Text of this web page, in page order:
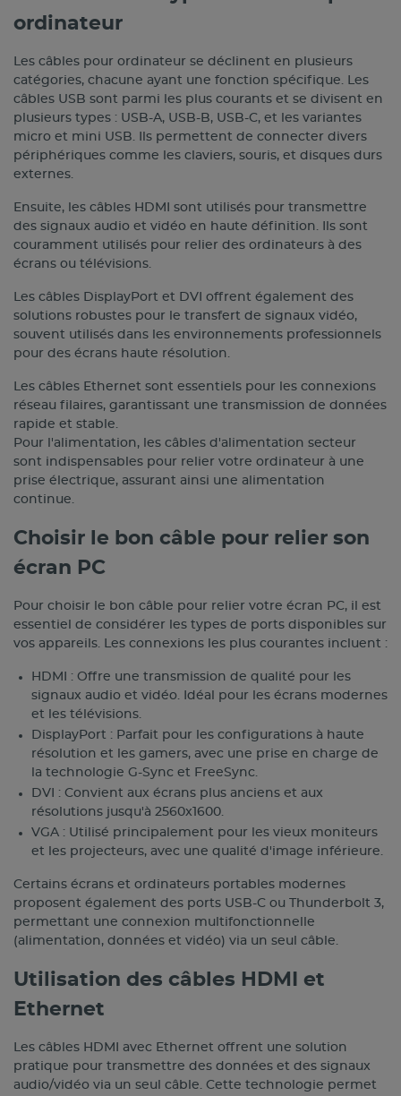
ordinateur
Les câbles pour ordinateur se déclinent en plusieurs
catégories, chacune ayant une fonction spécifique. Les
câbles USB sont parmi les plus courants et se divisent en
plusieurs types : USB-A, USB-B, USB-C, et les variantes
micro et mini USB. Ils permettent de connecter divers
périphériques comme les claviers, souris, et disques durs
externes.
Ensuite, les câbles HDMI sont utilisés pour transmettre
des signaux audio et vidéo en haute définition. Ils sont
couramment utilisés pour relier des ordinateurs à des
écrans ou télévisions.
Les câbles DisplayPort et DVI offrent également des
solutions robustes pour le transfert de signaux vidéo,
souvent utilisés dans les environnements professionnels
pour des écrans haute résolution.
Les câbles Ethernet sont essentiels pour les connexions
réseau filaires, garantissant une transmission de données
rapide et stable.
Pour l'alimentation, les câbles d'alimentation secteur
sont indispensables pour relier votre ordinateur à une
prise électrique, assurant ainsi une alimentation
continue.
Choisir le bon câble pour relier son
écran PC
Pour choisir le bon câble pour relier votre écran PC, il est
essentiel de considérer les types de ports disponibles sur
vos appareils. Les connexions les plus courantes incluent :
HDMI : Offre une transmission de qualité pour les
signaux audio et vidéo. Idéal pour les écrans modernes
et les télévisions.
DisplayPort : Parfait pour les configurations à haute
résolution et les gamers, avec une prise en charge de
la technologie G-Sync et FreeSync.
DVI : Convient aux écrans plus anciens et aux
résolutions jusqu'à 2560x1600.
VGA : Utilisé principalement pour les vieux moniteurs
et les projecteurs, avec une qualité d'image inférieure.
Certains écrans et ordinateurs portables modernes
proposent également des ports USB-C ou Thunderbolt 3,
permettant une connexion multifonctionnelle
(alimentation, données et vidéo) via un seul câble.
Utilisation des câbles HDMI et
Ethernet
Les câbles HDMI avec Ethernet offrent une solution
pratique pour transmettre des données et des signaux
audio/vidéo via un seul câble. Cette technologie permet